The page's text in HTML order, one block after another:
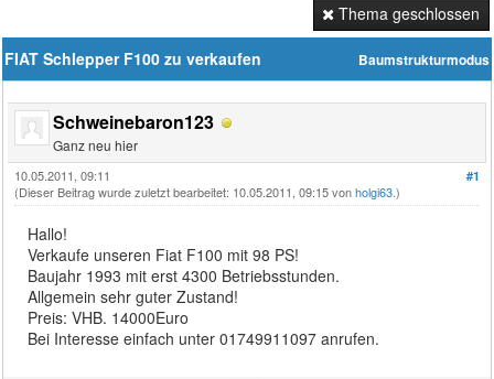
Thema geschlossen
Baumstrukturmodus
FIAT Schlepper F100 zu verkaufen
Schweinebaron123
Ganz neu hier
#1
10.05.2011, 09:11
(Dieser Beitrag wurde zuletzt bearbeitet: 10.05.2011, 09:15 vonholgi63.)
Hallo!
Verkaufe unseren Fiat F100 mit 98 PS!
Baujahr 1993 mit erst 4300 Betriebsstunden.
Allgemein sehr guter Zustand!
Preis: VHB. 14000Euro
Bei Interesse einfach unter 01749911097 anrufen.